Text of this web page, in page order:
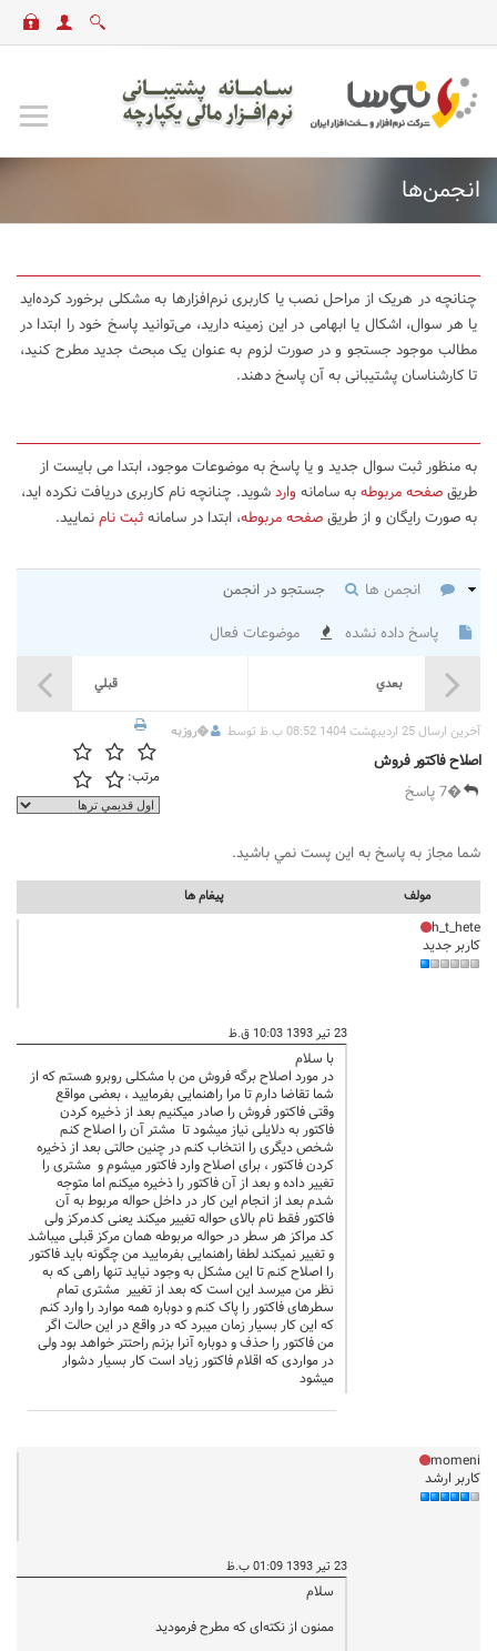
انجمن‌ها
چنانچه در هریک از مراحل نصب یا کاربری نرم‌افزارها به مشکلی برخورد کرده‌اید
یا هر سوال، اشکال یا ابهامی در این زمینه دارید، می‌توانید پاسخ خود را ابتدا در
مطالب موجود جستجو و در صورت لزوم به عنوان یک مبحث جدید مطرح کنید،
تا کارشناسان پشتیبانی به آن پاسخ دهند.
به منظور ثبت سوال جدید و یا پاسخ به موضوعات موجود، ابتدا می بایست از
طریقصفحه مربوطهبه سامانه واردشوید. چنانچه نام کاربری دریافت نکرده اید،
به صورت رایگان و از طریقصفحه مربوطه، ابتدا در سامانهثبت نامنمایید.
انجمن ها
جستجو در انجمن
پاسخ داده نشده
موضوعات فعال
قبلي بعدي
آخرين ارسال 25 اردیبهشت 1404 08:52 ب.ظ توسط �روزبه
اصلاح فاکتور فروش
�7 پاسخ
مرتب:
شما مجاز به پاسخ به اين پست نمي باشيد.
مولف پيغام ها
h_t_hete
کاربر جدید
23 تیر 1393 10:03 ق.ظ
با سلام
در مورد اصلاح برگه فروش من با مشکلی روبرو هستم که از
شما تقاضا دارم تا مرا راهنمایی بفرمایید ، بعضی مواقع
وقتی فاکتور فروش را صادر میکنیم بعد از ذخیره کردن
فاکتور به دلایلی نیاز میشود تا مشتر آن را اصلاح کنم
شخص دیگری را انتخاب کنم در چنین حالتی بعد از ذخیره
کردن فاکتور ، برای اصلاح وارد فاکتور میشوم و مشتری را
تغییر داده و بعد از آن فاکتور را ذخیره میکنم اما متوجه
شدم بعد از انجام این کار در داخل حواله مربوط به آن
فاکتور فقط نام بالای حواله تغییر میکند یعنی کدمرکز ولی
کد مراکز هر سطر در حواله مربوطه همان مرکز قبلی میباشد
و تغییر نمیکند لطفا راهنمایی بفرمایید من چگونه باید فاکتور
را اصلاح کنم تا این مشکل به وجود نیاید تنها راهی که به
نظر من میرسد این است که بعد از تغییر مشتری تمام
سطرهای فاکتور را پاک کنم و دوباره همه موارد را وارد کنم
که این کار بسیار زمان میبرد که در واقع در این حالت اگر
من فاکتور را حذف و دوباره آنرا بزنم راحتتر خواهد بود ولی
در مواردی که اقلام فاکتور زیاد است کار بسیار دشوار
میشود
momeni
کاربر ارشد
23 تیر 1393 01:09 ب.ظ
سلام
ممنون از نکته‌ای که مطرح فرمودید